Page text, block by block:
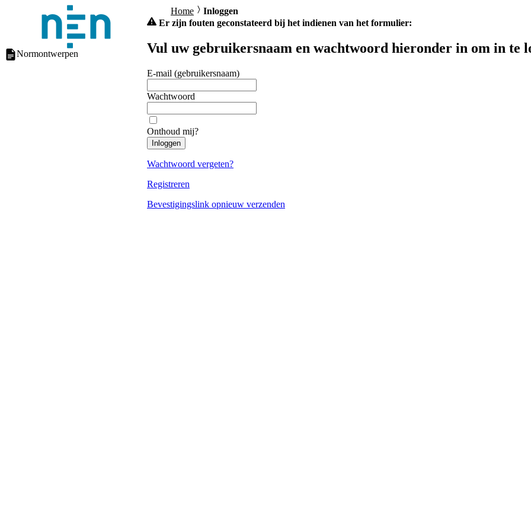
Normontwerpen
Home
Inloggen
Er zijn fouten geconstateerd bij het indienen van het formulier:
Vul uw gebruikersnaam en wachtwoord hieronder in om in te
E-mail (gebruikersnaam)
Wachtwoord
Onthoud mij?
Inloggen
Wachtwoord vergeten?
Registreren
Bevestigingslink opnieuw verzenden